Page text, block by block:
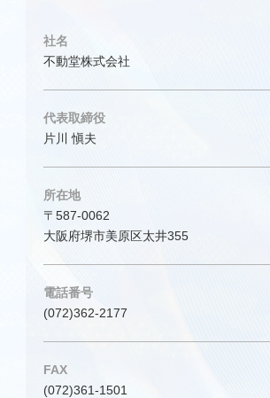
社名
不動堂株式会社
代表取締役
片川 愼夫
所在地
〒587-0062
大阪府堺市美原区太井355
電話番号
(072)362-2177
FAX
(072)361-1501